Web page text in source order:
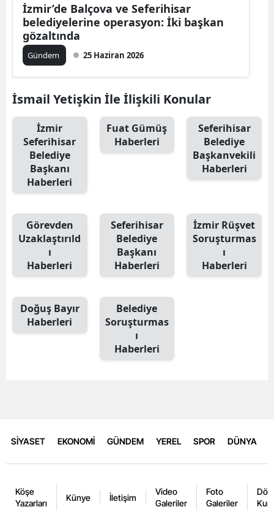
İzmir’de Balçova ve Seferihisar
belediyelerine operasyon: İki başkan
gözaltında
Gündem 25 Haziran 2026
İsmail Yetişkin İle İlişkili Konular
İzmir
Seferihisar
Belediye
Başkanı
Haberleri
Fuat Gümüş
Haberleri
Seferihisar
Belediye
Başkanvekili
Haberleri
Görevden
Uzaklaştırıld
ı
Haberleri
Seferihisar
Belediye
Başkanı
Haberleri
İzmir Rüşvet
Soruşturmas
ı
Haberleri
Doğuş Bayır
Haberleri
Belediye
Soruşturmas
ı
Haberleri
SİYASET EKONOMİ GÜNDEM YEREL SPOR DÜNYA
Köşe
Yazarları
Künye İletişim
Video
Galeriler
Foto
Galeriler